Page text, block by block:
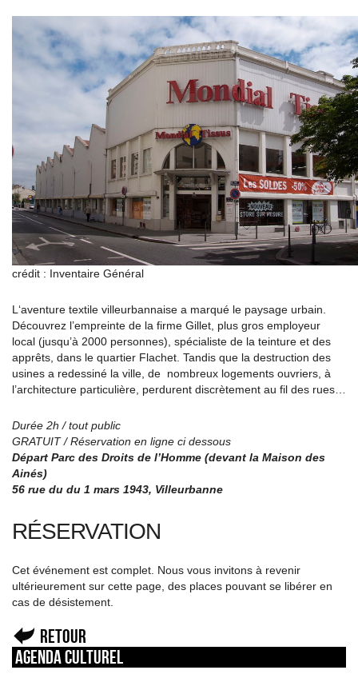
crédit : Inventaire Général
L‘aventure textile villeurbannaise a marqué le paysage urbain.
Découvrez l’empreinte de la firme Gillet, plus gros employeur
local (jusqu’à 2000 personnes), spécialiste de la teinture et des
apprêts, dans le quartier Flachet. Tandis que la destruction des
usines a redessiné la ville, de nombreux logements ouvriers, à
l’architecture particulière, perdurent discrètement au fil des rues…
Durée 2h / tout public
GRATUIT / Réservation en ligne ci dessous
Départ Parc des Droits de l’Homme (devant la Maison des
Ainés)
56 rue du du 1 mars 1943, Villeurbanne
RÉSERVATION
Cet événement est complet. Nous vous invitons à revenir
ultérieurement sur cette page, des places pouvant se libérer en
cas de désistement.
Retour
Agenda culturel